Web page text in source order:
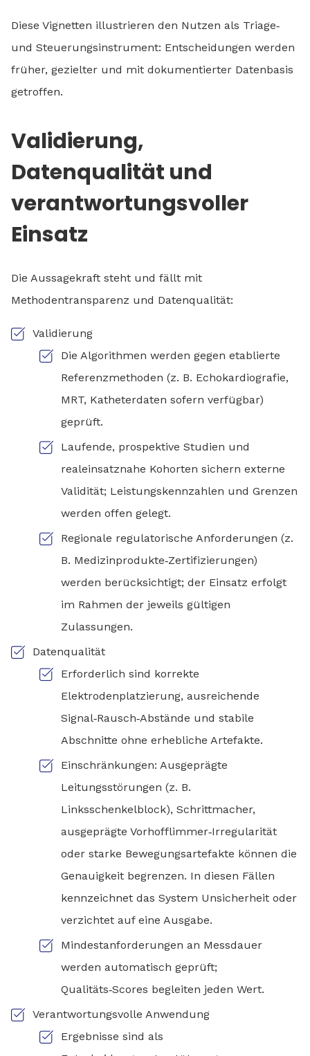
Diese Vignetten illustrieren den Nutzen als Triage‑
und Steuerungsinstrument: Entscheidungen werden
früher, gezielter und mit dokumentierter Datenbasis
getroffen.
Validierung,
Datenqualität und
verantwortungsvoller
Einsatz
Die Aussagekraft steht und fällt mit
Methodentransparenz und Datenqualität:
Validierung
Die Algorithmen werden gegen etablierte
Referenzmethoden (z. B. Echokardiografie,
MRT, Katheterdaten sofern verfügbar)
geprüft.
Laufende, prospektive Studien und
realeinsatznahe Kohorten sichern externe
Validität; Leistungskennzahlen und Grenzen
werden offen gelegt.
Regionale regulatorische Anforderungen (z.
B. Medizinprodukte‑Zertifizierungen)
werden berücksichtigt; der Einsatz erfolgt
im Rahmen der jeweils gültigen
Zulassungen.
Datenqualität
Erforderlich sind korrekte
Elektrodenplatzierung, ausreichende
Signal‑Rausch‑Abstände und stabile
Abschnitte ohne erhebliche Artefakte.
Einschränkungen: Ausgeprägte
Leitungsstörungen (z. B.
Linksschenkelblock), Schrittmacher,
ausgeprägte Vorhofflimmer‑Irregularität
oder starke Bewegungsartefakte können die
Genauigkeit begrenzen. In diesen Fällen
kennzeichnet das System Unsicherheit oder
verzichtet auf eine Ausgabe.
Mindestanforderungen an Messdauer
werden automatisch geprüft;
Qualitäts‑Scores begleiten jeden Wert.
Verantwortungsvolle Anwendung
Ergebnisse sind als